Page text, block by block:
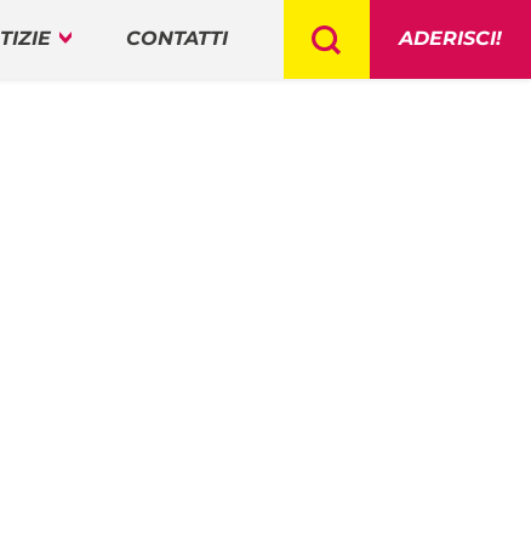
CONTATTI ADERISCI!